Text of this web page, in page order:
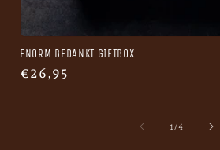
ENORM BEDANKT GIFTBOX
Normale
€26,95
1 /van
4